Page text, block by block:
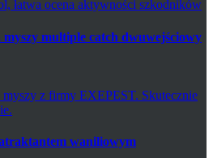
multiple catch dwuwejściowy
waniliowym